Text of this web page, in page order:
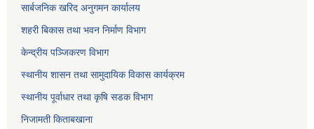
सार्बजनिक खरिद अनुगमन कार्यालय
शहरी बिकास तथा भवन निर्माण विभाग
केन्द्रीय पञ्जिकरण विभाग
स्थानीय शासन तथा सामुदायिक विकास कार्यक्रम
स्थानीय पूर्वाधार तथा कृषि सडक विभाग
निजामती किताबखाना